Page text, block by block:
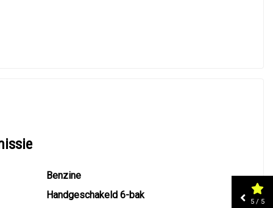
Benzine
Handgeschakeld 6-bak
5 / 5